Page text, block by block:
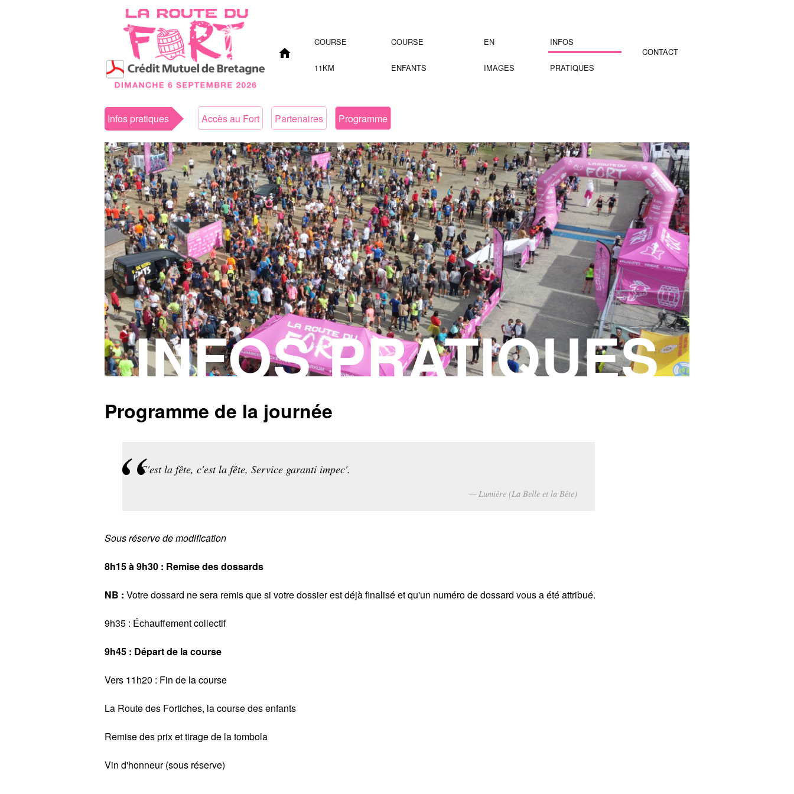
COURSE
11KM
COURSE
ENFANTS
EN
IMAGES
INFOS
PRATIQUES
CONTACT
Infos pratiques Accès au Fort Partenaires Programme
INFOS PRATIQUES
Programme de la journée
C'est la fête, c'est la fête, Service garanti impec'.
Lumière (La Belle et la Bête)
Sous réserve de modification
8h15 à 9h30 : Remise des dossards
NB : Votre dossard ne sera remis que si votre dossier est déjà finalisé et qu'un numéro de dossard vous a été attribué.
9h35 : Échauffement collectif
9h45 : Départ de la course
Vers 11h20 : Fin de la course
La Route des Fortiches, la course des enfants
Remise des prix et tirage de la tombola
Vin d'honneur (sous réserve)